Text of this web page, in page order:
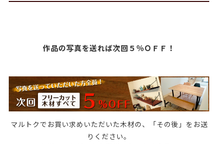
作品の写真を送れば次回５％ＯＦＦ！
マルトクでお買い求めいただいた木材の、「その後」をお送
りください。